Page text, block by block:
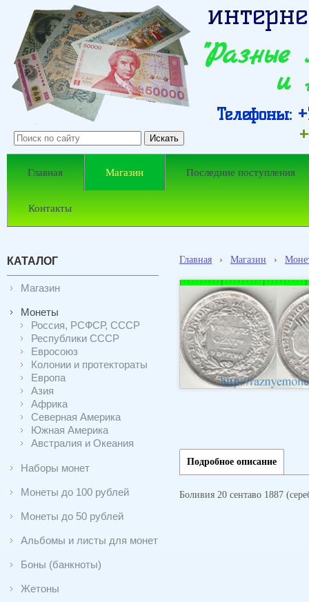
и
Телефоны:
Главная Магазин Последние поступления
Контакты
КАТАЛОГ
Магазин
Монеты
Россия, РСФСР, СССР
Республики СССР
Евросоюз
Колонии и протектораты
Европа
Азия
Африка
Северная Америка
Южная Америка
Австралия и Океания
Наборы монет
Монеты до 100 рублей
Монеты до 50 рублей
Альбомы и листы для монет
Боны (банкноты)
Жетоны
Главная › Магазин ›
Подробное описание
Боливия 20 сентаво 1887